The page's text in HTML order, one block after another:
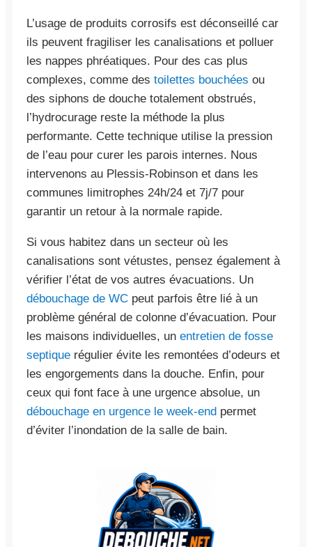
L’usage de produits corrosifs est déconseillé car
ils peuvent fragiliser les canalisations et polluer
les nappes phréatiques. Pour des cas plus
complexes, comme des toilettes bouchées ou
des siphons de douche totalement obstrués,
l’hydrocurage reste la méthode la plus
performante. Cette technique utilise la pression
de l’eau pour curer les parois internes. Nous
intervenons au Plessis-Robinson et dans les
communes limitrophes 24h/24 et 7j/7 pour
garantir un retour à la normale rapide.
Si vous habitez dans un secteur où les
canalisations sont vétustes, pensez également à
vérifier l’état de vos autres évacuations. Un
débouchage de WC peut parfois être lié à un
problème général de colonne d’évacuation. Pour
les maisons individuelles, un entretien de fosse
septique régulier évite les remontées d’odeurs et
les engorgements dans la douche. Enfin, pour
ceux qui font face à une urgence absolue, un
débouchage en urgence le week-end permet
d’éviter l’inondation de la salle de bain.